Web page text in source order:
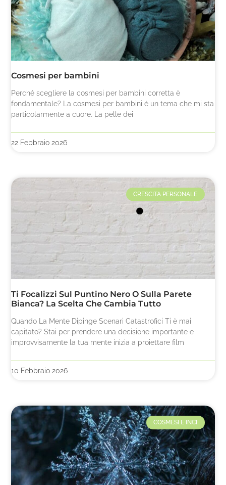
Cosmesi per bambini
Perché scegliere la cosmesi per bambini corretta è
fondamentale? La cosmesi per bambini è un tema che mi sta
particolarmente a cuore. La pelle dei
22 Febbraio 2026
CRESCITA PERSONALE
Ti Focalizzi Sul Puntino Nero O Sulla Parete
Bianca? La Scelta Che Cambia Tutto
Quando La Mente Dipinge Scenari Catastrofici Ti è mai
capitato? Stai per prendere una decisione importante e
improvvisamente la tua mente inizia a proiettare film
10 Febbraio 2026
COSMESI E INCI